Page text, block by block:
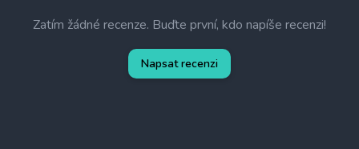
Zatím žádné recenze. Buďte první, kdo napíše recenzi!
Napsat recenzi